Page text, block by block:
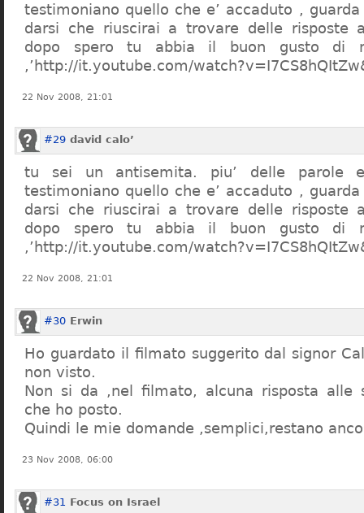
testimoniano quello che e’ accaduto , guarda
darsi che riuscirai a trovare delle risposte
dopo spero tu abbia il buon gusto di
,’http://it.youtube.com/
22 Nov 2008, 21:01
#29 david calo’
tu sei un antisemita. piu’ delle parole
testimoniano quello che e’ accaduto , guarda
darsi che riuscirai a trovare delle risposte
dopo spero tu abbia il buon gusto di
,’http://it.youtube.com/
22 Nov 2008, 21:01
#30 Erwin
Ho guardato il filmato suggerito dal signor
non visto.
Non si da ,nel filmato, alcuna risposta alle
che ho posto.
Quindi le mie domande ,semplici,restano
23 Nov 2008, 06:00
#31 Focus on Israel